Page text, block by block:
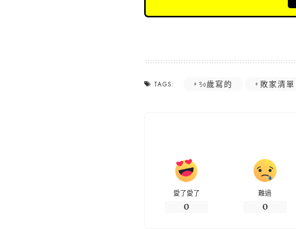
TAGS: 30歲寫的 敗家清單
愛了愛了
0
難過
0